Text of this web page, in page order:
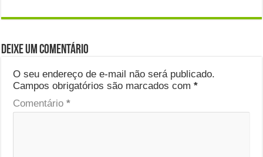
Deixe um comentário
O seu endereço de e-mail não será publicado.
Campos obrigatórios são marcados com*
Comentário*